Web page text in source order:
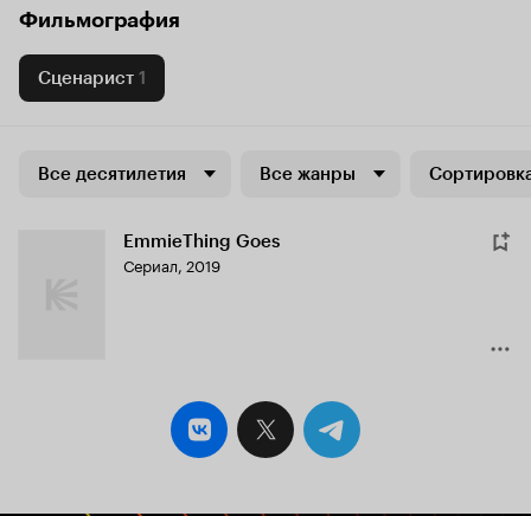
Фильмография
Сценарист 1
Все десятилетия Все жанры
EmmieThing Goes
Сериал, 2019